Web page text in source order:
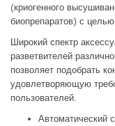
(криогенного
биопрепаратов) с
Широкий спектр
разветвителей
позволяет подобрать
удовлетворяющую
пользователей.
Автоматический